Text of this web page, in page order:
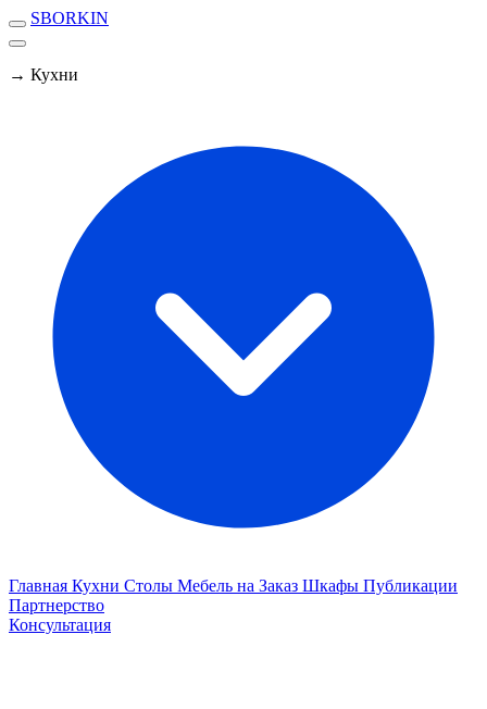
SBORKIN
→ Кухни
Главная Кухни Столы Мебель на Заказ Шкафы Публикации
Партнерство
Консультация